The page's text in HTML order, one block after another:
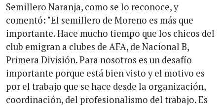
Semillero Naranja, como se lo reconoce, y
comentó: "El semillero de Moreno es más que
importante. Hace mucho tiempo que los chicos del
club emigran a clubes de AFA, de Nacional B,
Primera División. Para nosotros es un desafío
importante porque está bien visto y el motivo es
por el trabajo que se hace desde la organización,
coordinación, del profesionalismo del trabajo. Es